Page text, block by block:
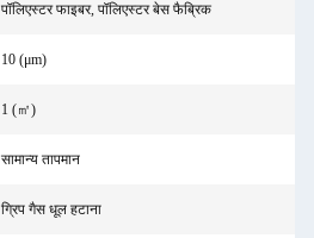
पॉलिएस्टर फाइबर, पॉलिएस्टर बेस फैब्रिक
10 (μm)
1 (㎡)
सामान्य तापमान
ग्रिप गैस धूल हटाना